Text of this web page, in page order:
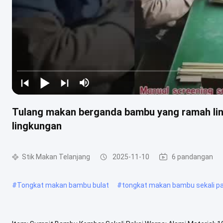
Tulang makan berganda bambu yang ramah
lingkungan
Stik Makan Telanjang 2025-11-10 6 pandangan
#Tongkat makan bambu bulat #tongkat makan bambu sekali